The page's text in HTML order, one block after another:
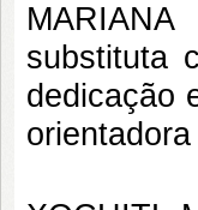
substituta
dedicação